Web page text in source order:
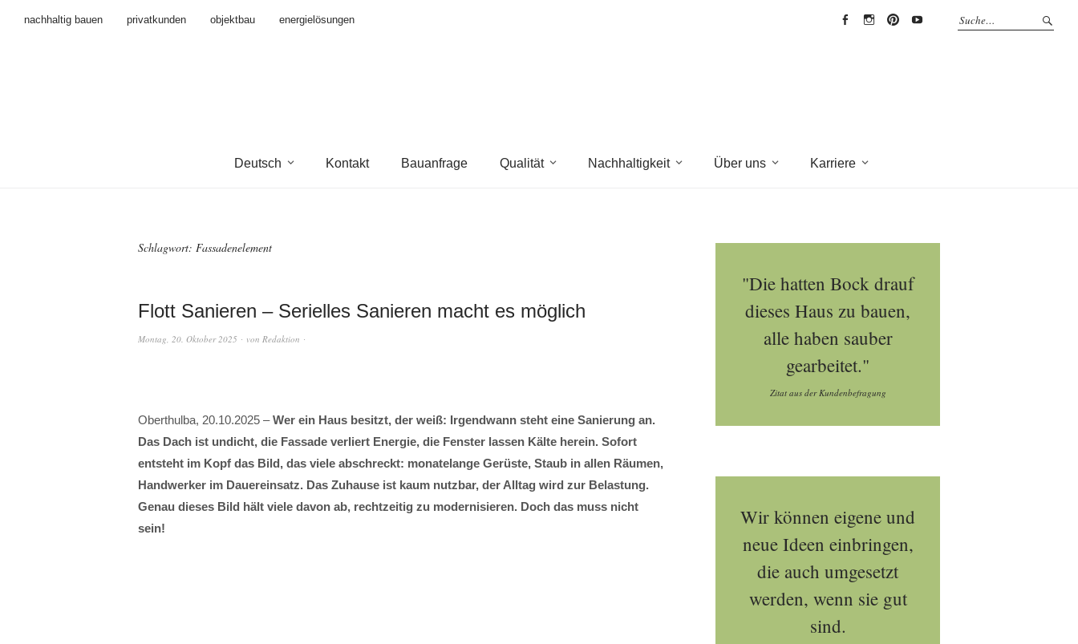
nachhaltig bauen privatkunden objektbau
energielösungen
Deutsch Kontakt Bauanfrage Qualität Nachhaltigkeit Über uns Karriere
Schlagwort: Fassadenelement
Flott Sanieren – Serielles Sanieren macht es möglich
Montag, 20. Oktober 2025 von Redaktion
Oberthulba, 20.10.2025 –Wer ein Haus besitzt, der weiß: Irgendwann steht eine Sanierung an.
Das Dach ist undicht, die Fassade verliert Energie, die Fenster lassen Kälte herein. Sofort
entsteht im Kopf das Bild, das viele abschreckt: monatelange Gerüste, Staub in allen Räumen,
Handwerker im Dauereinsatz. Das Zuhause ist kaum nutzbar, der Alltag wird zur Belastung.
Genau dieses Bild hält viele davon ab, rechtzeitig zu modernisieren. Doch das muss nicht
sein!
"Die hatten Bock drauf
dieses Haus zu bauen,
alle haben sauber
gearbeitet."
Zitat aus der Kundenbefragung
Wir können eigene und
neue Ideen einbringen,
die auch umgesetzt
werden, wenn sie gut
sind.